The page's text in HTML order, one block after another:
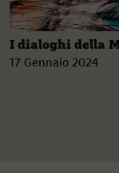
I dialoghi della
17 Gennaio 2024